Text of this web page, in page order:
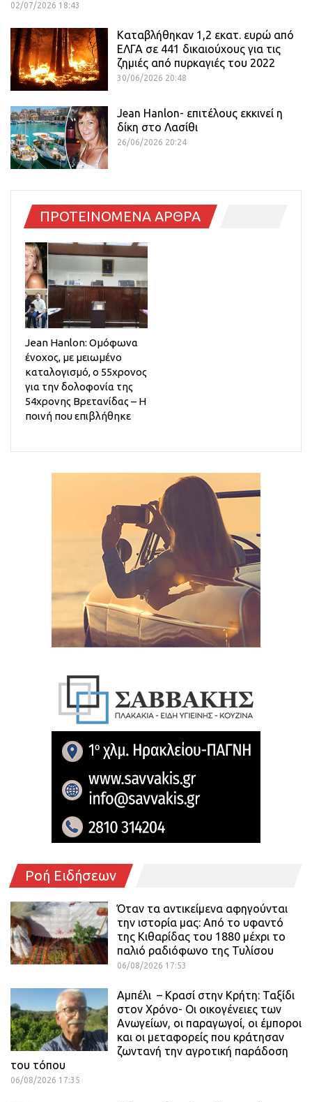
02/07/2026 18:43
Καταβλήθηκαν 1,2 εκατ. ευρώ από
ΕΛΓΑ σε 441 δικαιούχους για τις
ζημιές από πυρκαγιές του 2022
30/06/2026 20:48
Jean Hanlon- επιτέλους εκκινεί η
δίκη στο Λασίθι
26/06/2026 20:24
ΠΡΟΤΕΙΝΟΜΕΝΑ ΑΡΘΡΑ
Jean Hanlon: Ομόφωνα
ένοχος, με μειωμένο
καταλογισμό, ο 55χρονος
για την δολοφονία της
54χρονης Βρετανίδας – Η
ποινή που επιβλήθηκε
Ροή Ειδήσεων
Όταν τα αντικείμενα αφηγούνται
την ιστορία μας: Από το υφαντό
της Κιθαρίδας του 1880 μέχρι το
παλιό ραδιόφωνο της Τυλίσου
06/08/2026 17:53
Αμπέλι – Κρασί στην Κρήτη: Ταξίδι
στον Χρόνο- Οι οικογένειες των
Ανωγείων, οι παραγωγοί, οι έμποροι
και οι μεταφορείς που κράτησαν
ζωντανή την αγροτική παράδοση
του τόπου
06/08/2026 17:35